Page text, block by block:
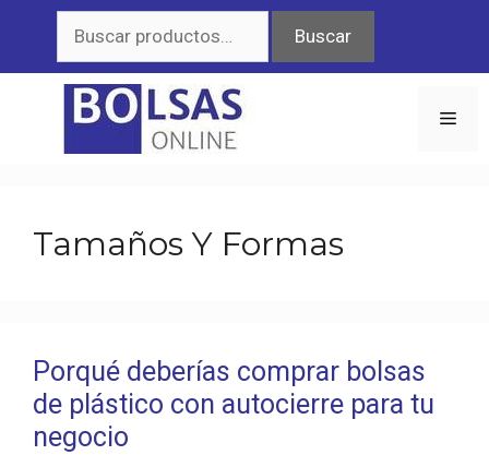
contenido
por:
Buscar
Tamaños Y Formas
Porqué deberías comprar bolsas
de plástico con autocierre para tu
negocio